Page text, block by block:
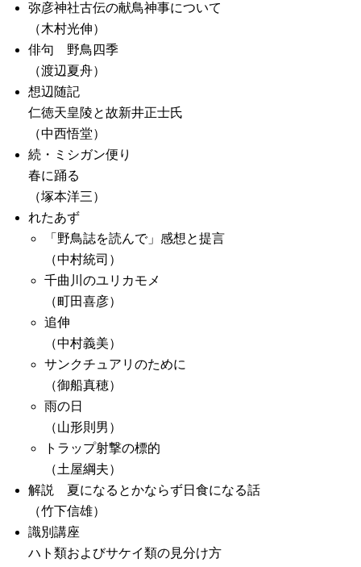
弥彦神社古伝の献鳥神事について
（木村光伸）
俳句 野鳥四季
（渡辺夏舟）
想辺随記
仁徳天皇陵と故新井正士氏
（中西悟堂）
続・ミシガン便り
春に踊る
（塚本洋三）
れたあず
「野鳥誌を読んで」感想と提言
（中村統司）
千曲川のユリカモメ
（町田喜彦）
追伸
（中村義美）
サンクチュアリのために
（御船真穂）
雨の日
（山形則男）
トラップ射撃の標的
（土屋綱夫）
解説 夏になるとかならず日食になる話
（竹下信雄）
識別講座
ハト類およびサケイ類の見分け方